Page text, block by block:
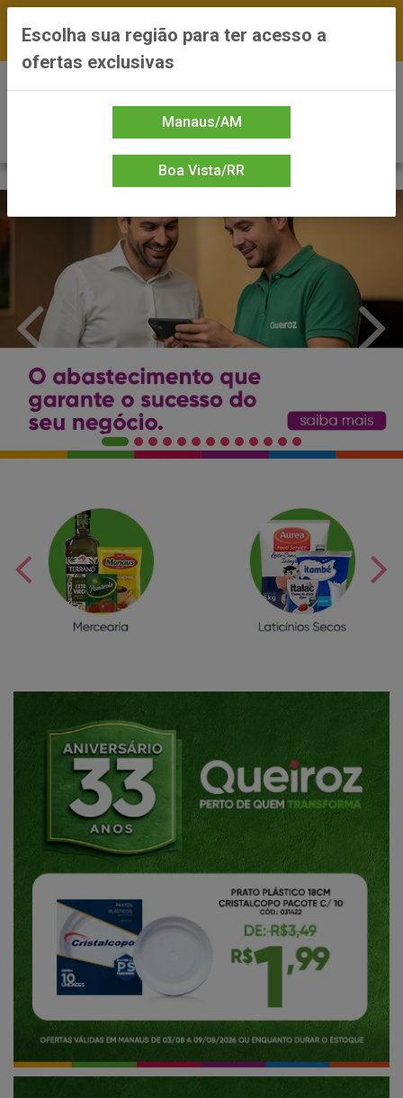
*Preços exclusivos do site — Entrega em até 24h
Escolha sua região para ter acesso a
ofertas exclusivas
Manaus/AM
Boa Vista/RR